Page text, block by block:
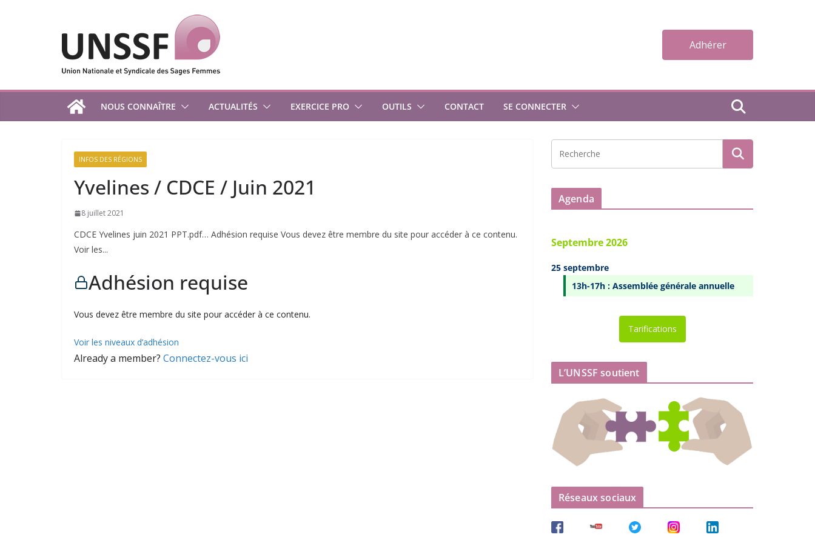
Adhérer
NOUS CONNAÎTRE ACTUALITÉS EXERCICE PRO OUTILS CONTACT SE CONNECTER
INFOS DES RÉGIONS
Yvelines / CDCE / Juin 2021
8 juillet 2021
CDCE Yvelines juin 2021 PPT.pdf… Adhésion requise Vous devez être membre du site pour accéder à ce contenu.
Voir les...
Adhésion requise
Vous devez être membre du site pour accéder à ce contenu.
Voir les niveaux d’adhésion
Already a member? Connectez-vous ici
Agenda
Septembre 2026
25 septembre
13h-17h : Assemblée générale annuelle
Tarifications
L’UNSSF soutient
Réseaux sociaux